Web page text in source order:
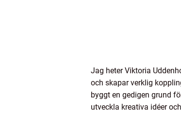
Jag heter Viktoria
och skapar verklig
byggt en gedigen grund
utveckla kreativa idéer